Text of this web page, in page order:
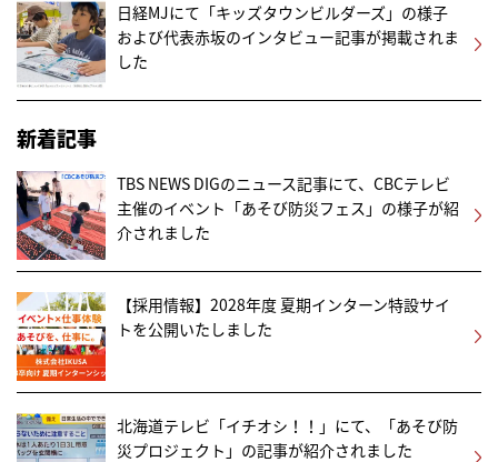
日経MJにて「キッズタウンビルダーズ」の様子
および代表赤坂のインタビュー記事が掲載されま
した
新着記事
TBS NEWS DIGのニュース記事にて、CBCテレビ
主催のイベント「あそび防災フェス」の様子が紹
介されました
【採用情報】2028年度 夏期インターン特設サイ
トを公開いたしました
北海道テレビ「イチオシ！！」にて、「あそび防
災プロジェクト」の記事が紹介されました